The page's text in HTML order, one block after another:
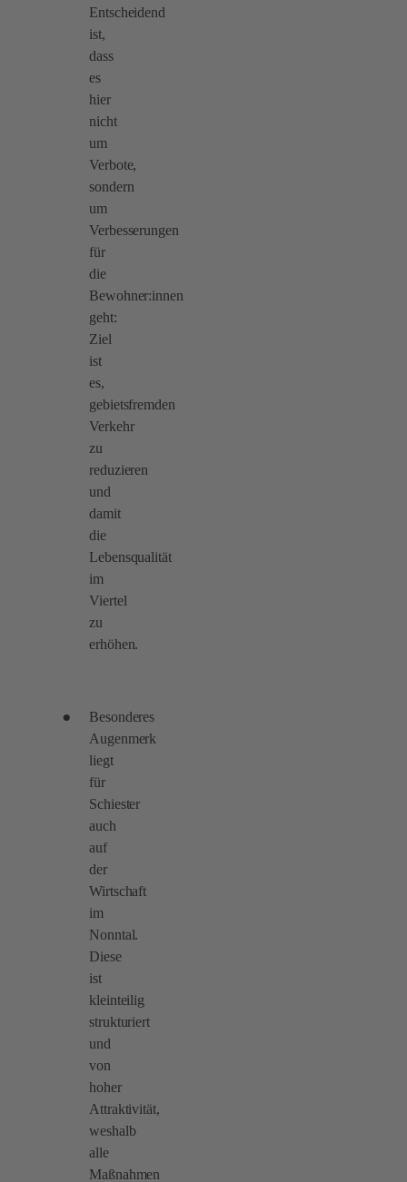
Entscheidend
ist,
dass
es
hier
nicht
um
Verbote,
sondern
um
Verbesserungen
für
die
Bewohner:innen
geht:
Ziel
ist
es,
gebietsfremden
Verkehr
zu
reduzieren
und
damit
die
Lebensqualität
im
Viertel
zu
erhöhen.
Besonderes
Augenmerk
liegt
für
Schiester
auch
auf
der
Wirtschaft
im
Nonntal.
Diese
ist
kleinteilig
strukturiert
und
von
hoher
Attraktivität,
weshalb
alle
Maßnahmen